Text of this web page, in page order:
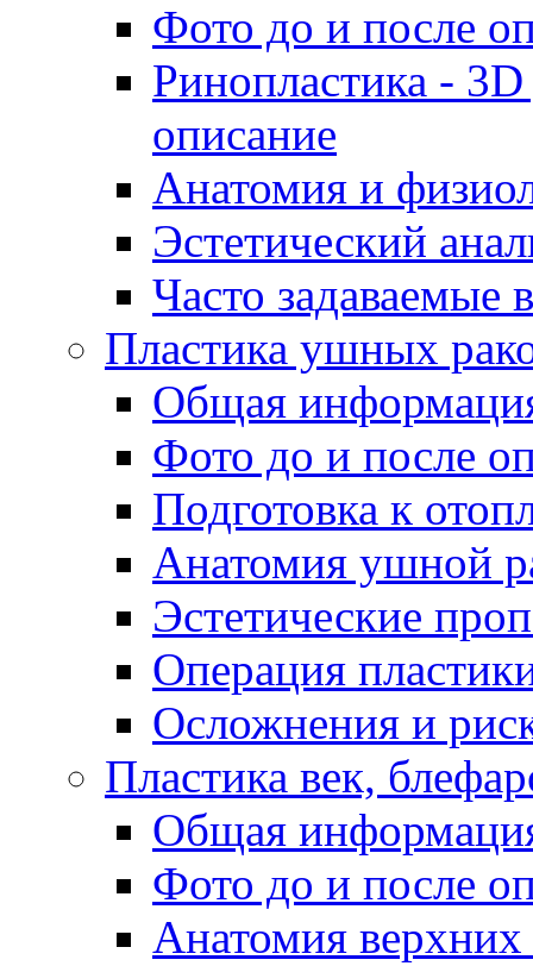
Фото до и после
Ринопластика -
описание
Анатомия и
Эстетический
Часто задаваемые
Пластика ушных
Общая
Фото до и после
Подготовка к
Анатомия ушной
Эстетические
Операция
Осложнения и
Пластика век,
Общая
Фото до и после
Анатомия